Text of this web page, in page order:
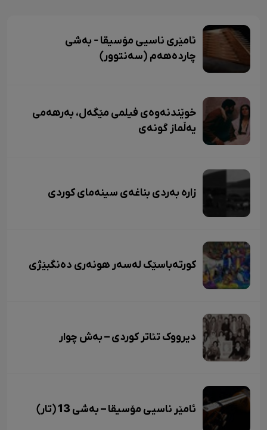
ئامێری ناسیی مۆسیقا - بەشی
چاردەهەم (سەنتوور)
خوێندنەوەی فیلمی مێگەل، بەرهەمی
یەڵماز گونەی
زاره بەردی بناغەی سینەمای کوردی
کورتەباسێک لەسەر هونەری دەنگبێژی
دیرووک تئاتر کوردی – بەش چوار
ئامێر ناسیی مۆسیقا – بەشی 13 (تار)